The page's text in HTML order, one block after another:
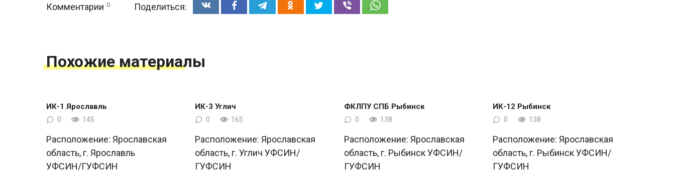
Комментарии 0 Поделиться:
Похожие материалы
ИК-1 Ярославль
0 145
Расположение: Ярославская
область, г. Ярославль
УФСИН/ГУФСИН
ИК-3 Углич
0 165
Расположение: Ярославская
область, г. Углич УФСИН/
ГУФСИН
ФКЛПУ СПБ Рыбинск
0 138
Расположение: Ярославская
область, г. Рыбинск УФСИН/
ГУФСИН
ИК-12 Рыбинск
0 138
Расположение: Ярославская
область, г. Рыбинск УФСИН/
ГУФСИН